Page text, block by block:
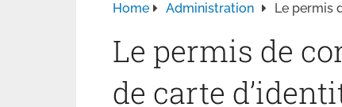
Home Administration Le permis
Le permis de
de carte